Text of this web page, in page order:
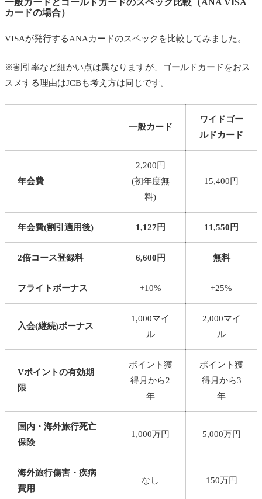
一般カードとゴールドカードのスペック比較（ANA VISA
カードの場合）
VISAが発行するANAカードのスペックを比較してみました。
※割引率など細かい点は異なりますが、ゴールドカードをおス
スメする理由はJCBも考え方は同じです。
一般カード
ワイドゴー
ルドカード
年会費
2,200円
(初年度無
料)
15,400円
年会費(割引適用後) 1,127円 11,550円
2倍コース登録料 6,600円 無料
フライトボーナス +10% +25%
入会(継続)ボーナス
1,000マイ
ル
2,000マイ
ル
Vポイントの有効期
限
ポイント獲
得月から2
年
ポイント獲
得月から3
年
国内・海外旅行死亡
保険
1,000万円 5,000万円
海外旅行傷害・疾病
費用
なし 150万円